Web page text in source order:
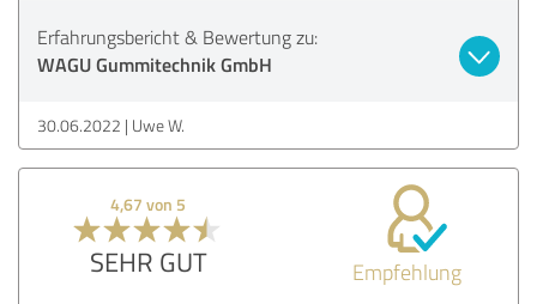
Erfahrungsbericht & Bewertung zu:
WAGU Gummitechnik GmbH
30.06.2022 Uwe W.
4,67 von 5
SEHR GUT Empfehlung